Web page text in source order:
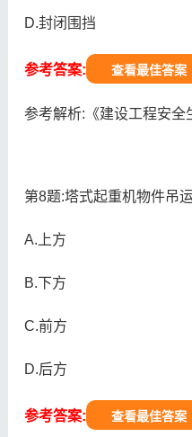
D.封闭围挡
参考答案: 查看最佳答案
参考解析:《建设工程安全
第8题:塔式起重机物件吊
A.上方
B.下方
C.前方
D.后方
参考答案: 查看最佳答案